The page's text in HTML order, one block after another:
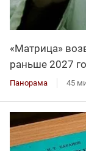
«Матрица»
раньше 2027
Панорама 45